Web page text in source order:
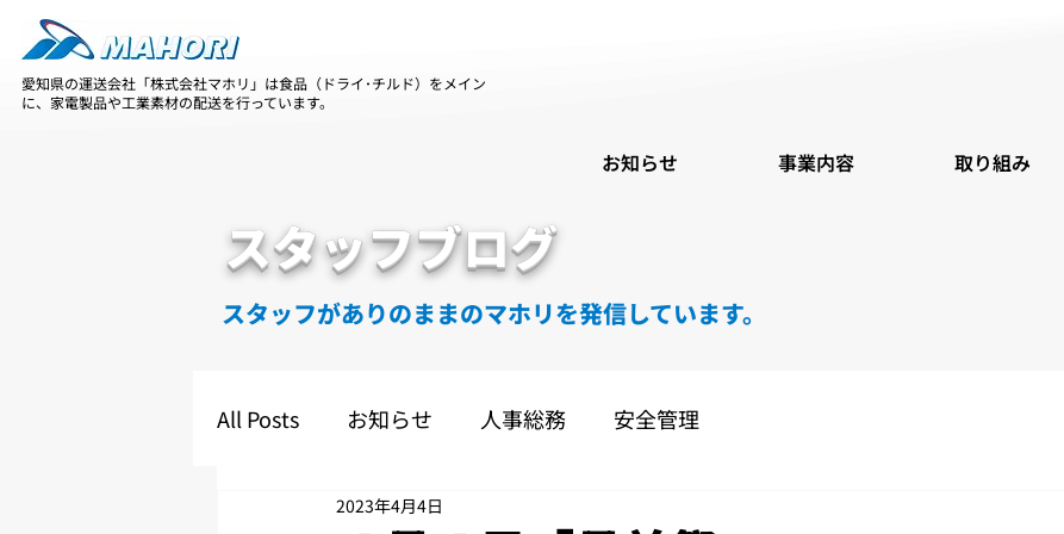
愛知県の運送会社「株式会社マホリ」は食品（ドライ･チルド）をメイン
に、家電製品や工業素材の配送を行っています。
お知らせ 事業内容 取り組み
スタッフブログ
スタッフがありのままのマホリを発信しています。
All Posts お知らせ 人事総務 安全管理
2023年4月4日